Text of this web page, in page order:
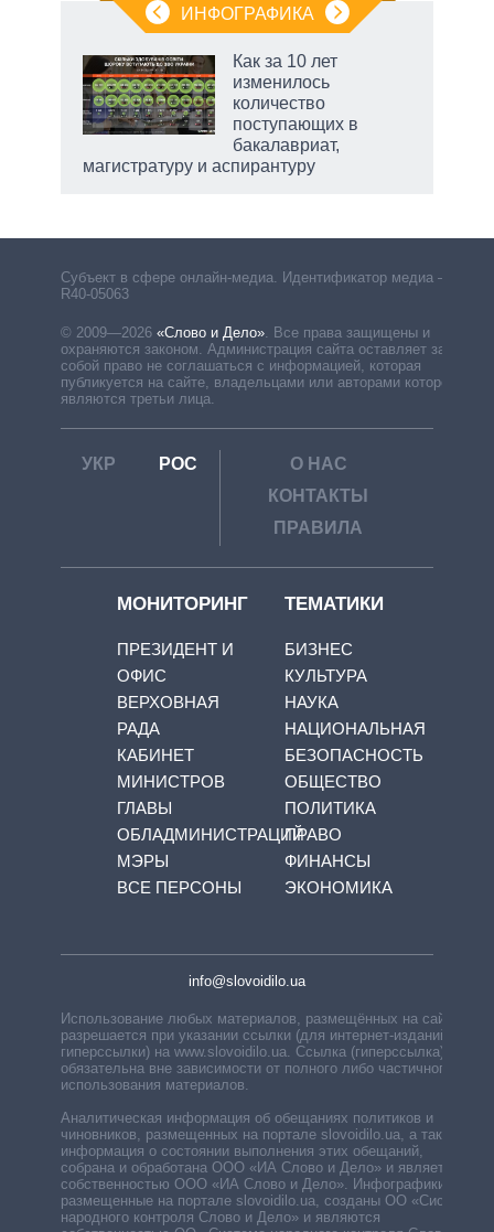
ИНФОГРАФИКА
Как за 10 лет
изменилось
количество
поступающих в
бакалавриат,
магистратуру и аспирантуру
Субъект в сфере онлайн-медиа. Идентификатор медиа –
R40-05063
© 2009—2026 «Слово и Дело» Все права защищены и
охраняются законом. Администрация сайта оставляет за
собой право не соглашаться с информацией, которая
публикуется на сайте, владельцами или авторами которой
являются третьи лица.
УКР РОС
О НАС
КОНТАКТЫ
ПРАВИЛА
МОНИТОРИНГ
ПРЕЗИДЕНТ И
ОФИС
ВЕРХОВНАЯ
РАДА
КАБИНЕТ
МИНИСТРОВ
ГЛАВЫ
ОБЛАДМИНИСТРАЦИЙ
МЭРЫ
ВСЕ ПЕРСОНЫ
ТЕМАТИКИ
БИЗНЕС
КУЛЬТУРА
НАУКА
НАЦИОНАЛЬНАЯ
БЕЗОПАСНОСТЬ
ОБЩЕСТВО
ПОЛИТИКА
ПРАВО
ФИНАНСЫ
ЭКОНОМИКА
info@slovoidilo.ua
Использование любых материалов, размещённых на сайте,
разрешается при указании ссылки (для интернет-изданий —
гиперссылки) на www.slovoidilo.ua. Ссылка (гиперссылка)
обязательна вне зависимости от полного либо частичного
использования материалов.
Аналитическая информация об обещаниях политиков и
чиновников, размещенных на портале slovoidilo.ua, а также
информация о состоянии выполнения этих обещаний,
собрана и обработана ООО «ИА Слово и Дело» и является
собственностью ООО «ИА Слово и Дело». Инфографики,
размещенные на портале slovoidilo.ua, созданы ОО «Система
народного контроля Слово и Дело» и являются